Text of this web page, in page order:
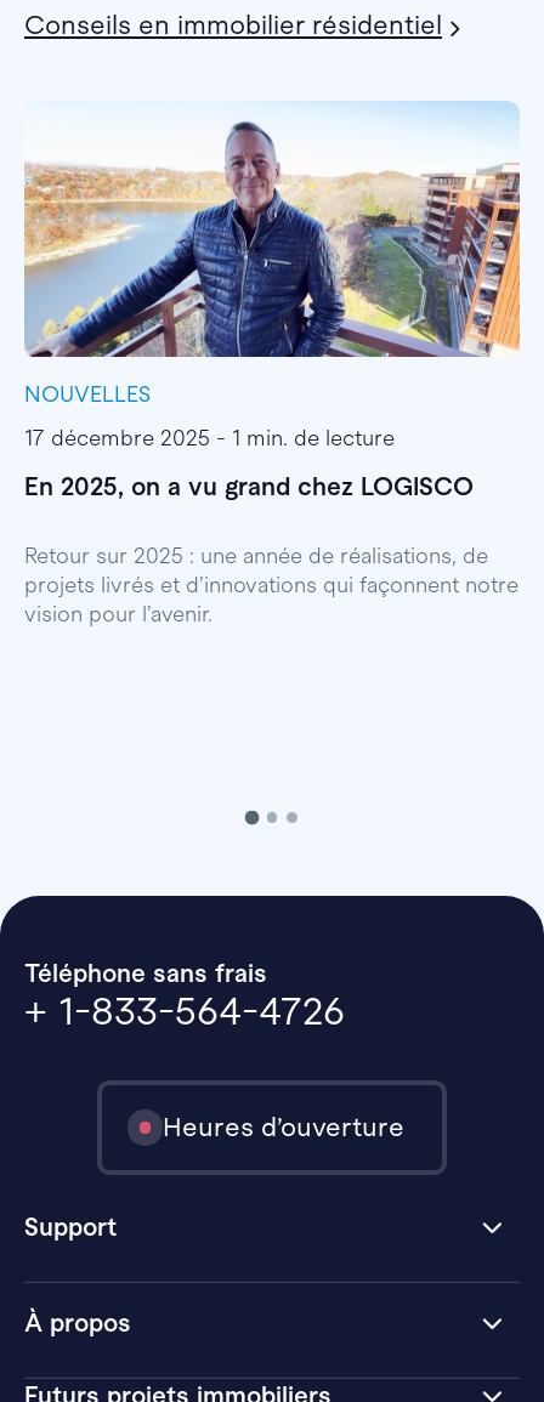
Conseils en immobilier résidentiel
NOUVELLES
17 décembre 2025 - 1 min. de lecture
En 2025, on a vu grand chez LOGISCO
Retour sur 2025 : une année de réalisations, de
projets livrés et d’innovations qui façonnent notre
vision pour l’avenir.
À propos
Futurs projets immobiliers
Téléphone sans frais
+ 1-833-564-4726
Heures d’ouverture
Support